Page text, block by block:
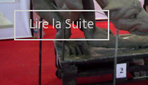
Lire la Suite